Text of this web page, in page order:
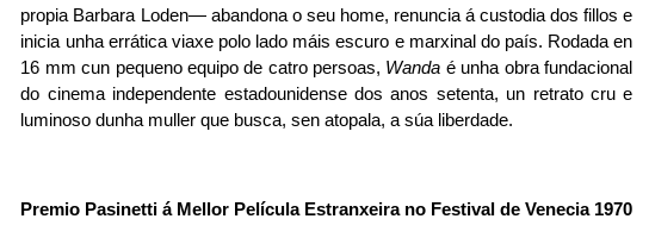
propia Barbara Loden— abandona o seu home, renuncia á custodia dos fillos e
inicia unha errática viaxe polo lado máis escuro e marxinal do país. Rodada en
16 mm cun pequeno equipo de catro persoas, Wanda é unha obra fundacional
do cinema independente estadounidense dos anos setenta, un retrato cru e
luminoso dunha muller que busca, sen atopala, a súa liberdade.
Premio Pasinetti á Mellor Película Estranxeira no Festival de Venecia 1970